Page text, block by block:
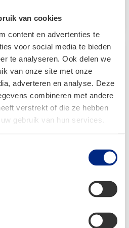
van cookies
content en advertenties te
voor social media te bieden
te analyseren. Ook delen we
van onze site met onze
adverteren en analyse. Deze
combineren met andere
verstrekt of die ze hebben
gebruik van hun services.
Premium